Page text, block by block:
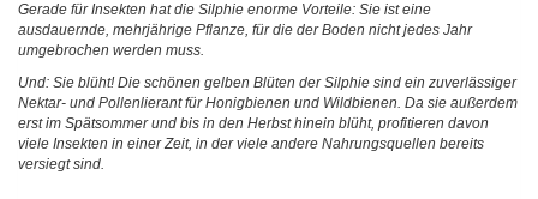
Gerade für Insekten hat die Silphie enorme Vorteile: Sie ist eine
ausdauernde, mehrjährige Pflanze, für die der Boden nicht jedes Jahr
umgebrochen werden muss.
Und: Sie blüht! Die schönen gelben Blüten der Silphie sind ein zuverlässiger
Nektar- und Pollenlierant für Honigbienen und Wildbienen. Da sie außerdem
erst im Spätsommer und bis in den Herbst hinein blüht, profitieren davon
viele Insekten in einer Zeit, in der viele andere Nahrungsquellen bereits
versiegt sind.